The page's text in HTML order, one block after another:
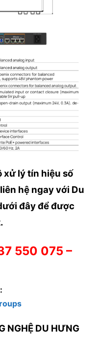
xử lý tín hiệu số
hệ ngay với Du
đây để được
550 075 –
NGHỆ DU HƯNG